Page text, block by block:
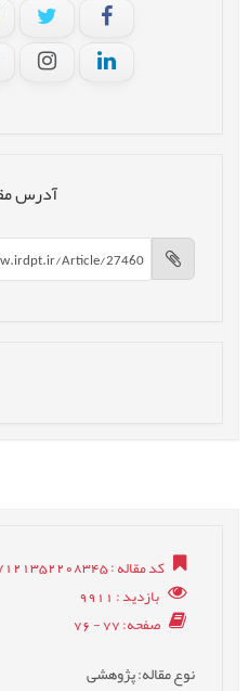
آدرس
کد مقاله: 139607121352208345
بازدید: 9911
صفحه: 77 - 76
نوع مقاله: پژوهشی